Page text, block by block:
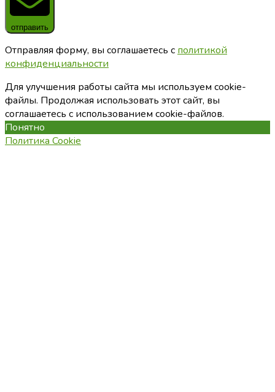
отправить
Отправляя форму, вы соглашаетесь с политикой
конфиденциальности
Для улучшения работы сайта мы используем cookie-
файлы. Продолжая использовать этот сайт, вы
соглашаетесь с использованием cookie-файлов.
Понятно
Политика Cookie